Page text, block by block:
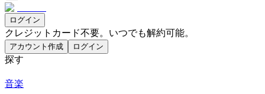
ログイン
クレジットカード不要。いつでも解約可能。
アカウント作成 ログイン
探す
音楽